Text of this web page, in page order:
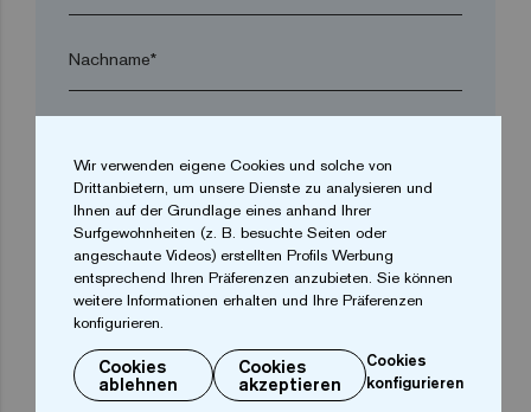
Nachname*
Ort*
Postleitzahl*
Wir verwenden eigene Cookies und solche von
Drittanbietern, um unsere Dienste zu analysieren und
Ihnen auf der Grundlage eines anhand Ihrer
Surfgewohnheiten (z. B. besuchte Seiten oder
angeschaute Videos) erstellten Profils Werbung
entsprechend Ihren Präferenzen anzubieten. Sie können
weitere Informationen erhalten und Ihre Präferenzen
konfigurieren.
Cookies
ablehnen
Cookies
akzeptieren
Cookies
konfigurieren